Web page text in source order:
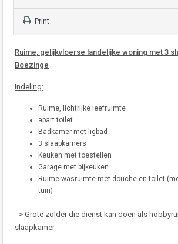
Print
Ruime, gelijkvloerse landelijke woning met 3
Boezinge
Indeling:
Ruime, lichtrijke leefruimte
apart toilet
Badkamer met ligbad
3 slaapkamers
Keuken met toestellen
Garage met bijkeuken
Ruime wasruimte met douche en toilet
tuin)
=> Grote zolder die dienst kan doen als
slaapkamer